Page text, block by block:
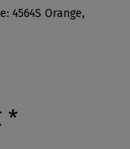
4564S Orange,
*